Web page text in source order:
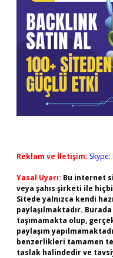
Reklam ve İletişim:
Yasal Uyarı: Bu internet
veya şahıs şirketi ile
Sitede yalnızca kendi
paylaşılmaktadır.
taşımamakta olup,
paylaşım
benzerlikleri tamamen
taslak halindedir ve